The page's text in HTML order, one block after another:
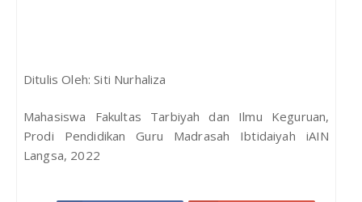
Ditulis Oleh: Siti Nurhaliza
Mahasiswa Fakultas Tarbiyah dan Ilmu Keguruan,
Prodi Pendidikan Guru Madrasah Ibtidaiyah iAIN
Langsa, 2022